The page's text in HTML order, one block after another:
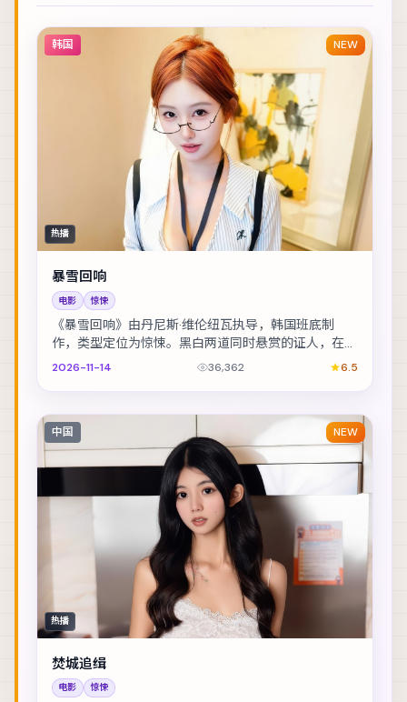
韩国 NEW
热播
暴雪回响
电影 惊悚
《暴雪回响》由丹尼斯·维伦纽瓦执导，韩国班底制
作，类型定位为惊悚。黑白两道同时悬赏的证人，在二
十四小时内穿越整座城。主演包括廖凡、赵丽颖、凯特
2026-11-14 36,362 6.5
中国 NEW
热播
焚城追缉
电影 惊悚